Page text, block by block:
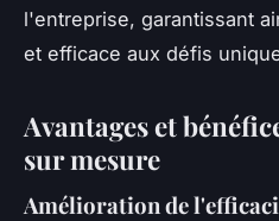
l'entreprise, garantissant
et efficace aux défis
Avantages et
sur mesure
Amélioration de